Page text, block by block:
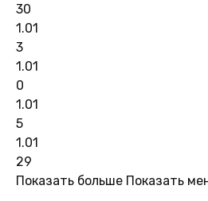
30
1.01
3
1.01
0
1.01
5
1.01
29
Показать больше Показать